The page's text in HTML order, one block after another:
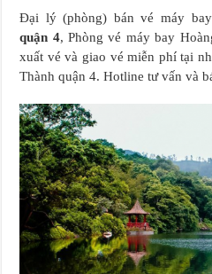
Đại lý (phòng) bán vé máy
quận 4, Phòng vé máy bay
xuất vé và giao vé miễn phí tại
Thành quận 4. Hotline tư vấn và